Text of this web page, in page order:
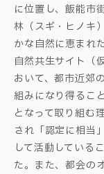
に位置し、飯能市
林（スギ・ヒノキ
かな自然に恵まれ
自然共生サイト（
おいて、都市近郊
組みになり得るこ
となって取り組む
され「認定に相当
して活動している
た。また、都会の